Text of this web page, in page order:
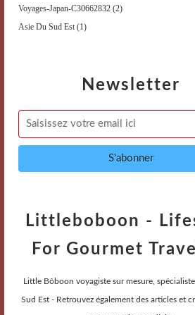
Newsletter
Voyages-Japan-C30662832 (2)
Asie Du Sud Est (1)
Littleboboon -
For Gourmet
Little Bôboon voyagiste sur mesure,
Sud Est - Retrouvez également des articles et